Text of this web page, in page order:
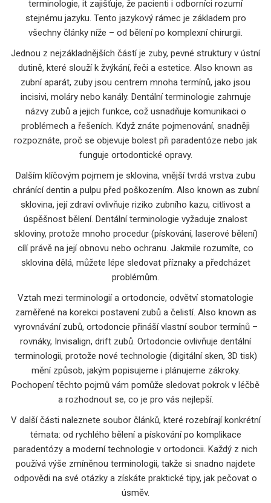
terminologie, it zajišťuje, že pacienti i odborníci rozumí
stejnému jazyku. Tento jazykový rámec je základem pro
všechny články níže – od bělení po komplexní chirurgii.
Jednou z nejzákladnějších částí je zuby, pevné struktury v ústní
dutině, které slouží k žvýkání, řeči a estetice. Also known as
zubní aparát, zuby jsou centrem mnoha termínů, jako jsou
incisivi, moláry nebo kanály. Dentální terminologie zahrnuje
názvy zubů a jejich funkce, což usnadňuje komunikaci o
problémech a řešeních. Když znáte pojmenování, snadněji
rozpoznáte, proč se objevuje bolest při paradentóze nebo jak
funguje ortodontické opravy.
Dalším klíčovým pojmem je sklovina, vnější tvrdá vrstva zubu
chránící dentin a pulpu před poškozením. Also known as zubní
sklovina, její zdraví ovlivňuje riziko zubního kazu, citlivost a
úspěšnost bělení. Dentální terminologie vyžaduje znalost
skloviny, protože mnoho procedur (pískování, laserové bělení)
cílí právě na její obnovu nebo ochranu. Jakmile rozumíte, co
sklovina dělá, můžete lépe sledovat příznaky a předcházet
problémům.
Vztah mezi terminologií a ortodoncie, odvětví stomatologie
zaměřené na korekci postavení zubů a čelistí. Also known as
vyrovnávání zubů, ortodoncie přináší vlastní soubor termínů –
rovnáky, Invisalign, drift zubů. Ortodoncie ovlivňuje dentální
terminologii, protože nové technologie (digitální sken, 3D tisk)
mění způsob, jakým popisujeme i plánujeme zákroky.
Pochopení těchto pojmů vám pomůže sledovat pokrok v léčbě
a rozhodnout se, co je pro vás nejlepší.
V další části naleznete soubor článků, které rozebírají konkrétní
témata: od rychlého bělení a pískování po komplikace
paradentózy a moderní technologie v ortodoncii. Každý z nich
používá výše zmíněnou terminologii, takže si snadno najdete
odpovědi na své otázky a získáte praktické tipy, jak pečovat o
úsměv.